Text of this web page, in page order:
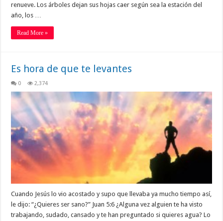
renueve. Los árboles dejan sus hojas caer según sea la estación del
año, los …
Read More »
Es hora de que te levantes
0 2,374
Cuando Jesús lo vio acostado y supo que llevaba ya mucho tiempo así,
le dijo: “¿Quieres ser sano?” Juan 5:6 ¿Alguna vez alguien te ha visto
trabajando, sudado, cansado y te han preguntado si quieres agua? Lo